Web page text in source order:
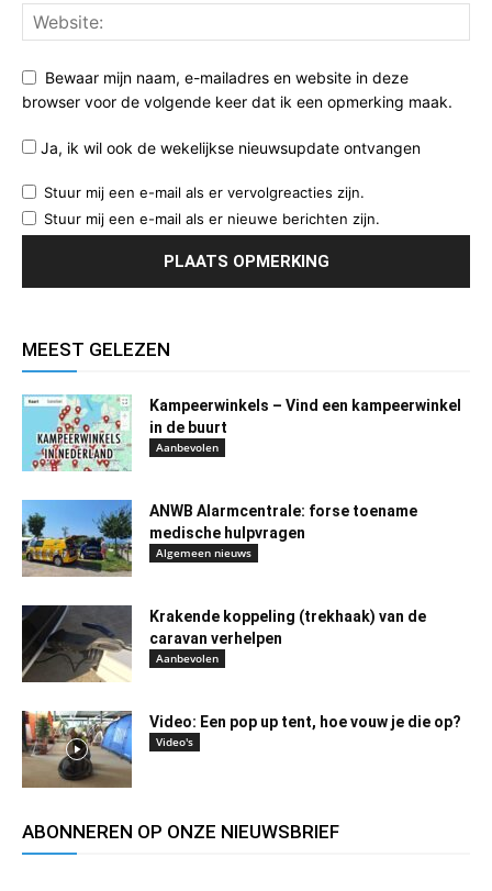
Bewaar mijn naam, e-mailadres en website in deze
browser voor de volgende keer dat ik een opmerking maak.
Ja, ik wil ook de wekelijkse nieuwsupdate ontvangen
Stuur mij een e-mail als er vervolgreacties zijn.
Stuur mij een e-mail als er nieuwe berichten zijn.
MEEST GELEZEN
Kampeerwinkels – Vind een kampeerwinkel
in de buurt
Aanbevolen
ANWB Alarmcentrale: forse toename
medische hulpvragen
Algemeen nieuws
Krakende koppeling (trekhaak) van de
caravan verhelpen
Aanbevolen
Video: Een pop up tent, hoe vouw je die op?
Video's
ABONNEREN OP ONZE NIEUWSBRIEF